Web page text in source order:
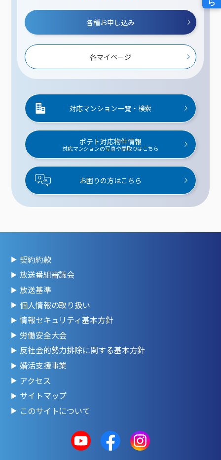
各種お申し込み
各マイページ
対応マンション一覧・検索
ポテト対応物件情報
対応マンションの写真や間取りはこちら
お困りの方はこちら
契約約款
放送番組審議会
放送基準
個人情報の取り扱い
情報セキュリティ基本方針
労働安全大会
反社会的勢力排除に関する基本方針
婚活支援事業
アクセス
サイトマップ
このサイトについて